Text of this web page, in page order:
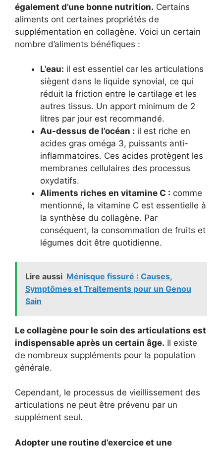
également d’une bonne nutrition. Certains
aliments ont certaines propriétés de
supplémentation en collagène. Voici un certain
nombre d’aliments bénéfiques :
L’eau: il est essentiel car les articulations
siègent dans le liquide synovial, ce qui
réduit la friction entre le cartilage et les
autres tissus. Un apport minimum de 2
litres par jour est recommandé.
Au-dessus de l’océan : il est riche en
acides gras oméga 3, puissants anti-
inflammatoires. Ces acides protègent les
membranes cellulaires des processus
oxydatifs.
Aliments riches en vitamine C : comme
mentionné, la vitamine C est essentielle à
la synthèse du collagène. Par
conséquent, la consommation de fruits et
légumes doit être quotidienne.
Lire aussi Ménisque fissuré : Causes,
Symptômes et Traitements pour un Genou
Sain
Le collagène pour le soin des articulations est
indispensable après un certain âge. Il existe
de nombreux suppléments pour la population
générale.
Cependant, le processus de vieillissement des
articulations ne peut être prévenu par un
supplément seul.
Adopter une routine d’exercice et une